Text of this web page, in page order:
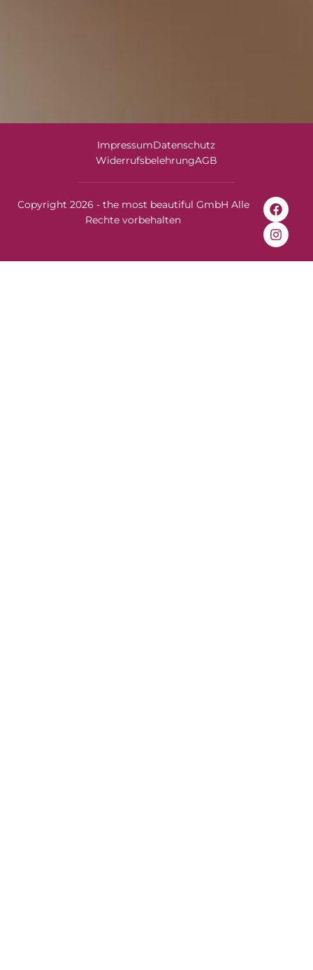
ImpressumDatenschutz
WiderrufsbelehrungAGB
Copyright 2026 - the most beautiful GmbH Alle
Rechte vorbehalten